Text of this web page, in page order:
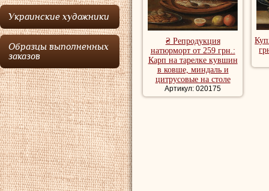
Украинские художники
Образцы выполненных
заказов
у Городского
поступил в
Фридриху
Штоскопфбыл
художнику
Штоскопф
₴ Репродукция
натюрморт от 259 грн.:
Карп на тарелке кувшин
в ковше, миндаль и
цитрусовые на столе
Артикул: 020175